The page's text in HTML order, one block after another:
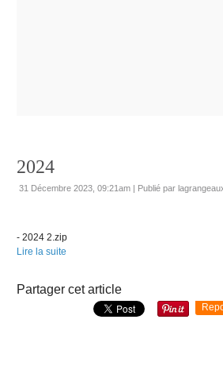
2024
31 Décembre 2023, 09:21am | Publié par
- 2024 2.zip
Lire la suite
Partager cet article